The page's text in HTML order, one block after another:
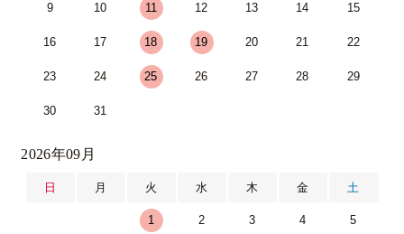
9 10 11 12 13 14 15
16 17 18 19 20 21 22
23 24 25 26 27 28 29
30 31
2026年09月
日 月 火 水 木 金 土
1 2 3 4 5